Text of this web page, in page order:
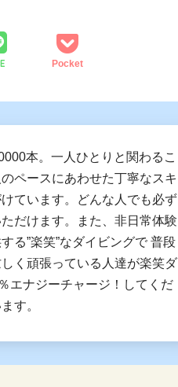
Pocket
本。一人ひとりと関わるこ
ペースにあわせた丁寧なスキ
ています。どんな人でも必ず
だけます。また、非日常体験
る”楽笑”なダイビングで 普段
く頑張っている人達が楽笑ダ
エナジーチャージ！してくだ
す。